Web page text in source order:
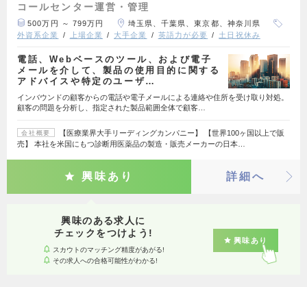
コールセンター運営・管理
500万円 ～ 799万円
埼玉県、千葉県、東京都、神奈川県
外資系企業
上場企業 大手企業 英語力が必要 土日祝休み
電話、Webベースのツール、および電子
メールを介して、製品の使用目的に関する
アドバイスや特定のユーザ…
インバウンドの顧客からの電話や電子メールによる連絡や住所を受け取り対処。
顧客の問題を分析し、指定された製品範囲全体で顧客…
会社概要
【医療業界大手リーディングカンパニー】 【世界100ヶ国以上で販
売】 本社を米国にもつ診断用医薬品の製造・販売メーカーの日本…
興味あり 詳細へ
興味のある求人に
チェックをつけよう!
スカウトのマッチング精度があがる!
その求人への合格可能性がわかる!
興味あり